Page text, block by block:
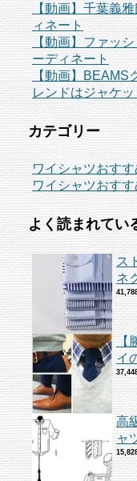
【動画】千葉義
ィネート
【動画】ファッ
ーディネート
【動画】BEAMS
レンドはジャケ
カテゴリー
ワイシャツおす
ワイシャツおすす
よく読まれてい
ス
ネ
【
イ
高
ャ